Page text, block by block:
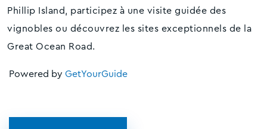
Phillip Island, participez à une visite guidée des
vignobles ou découvrez les sites exceptionnels de la
Great Ocean Road.
Powered by GetYourGuide